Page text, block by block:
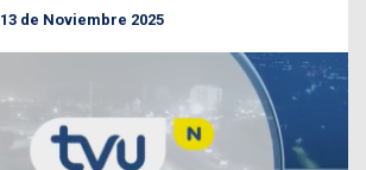
13 de Noviembre 2025